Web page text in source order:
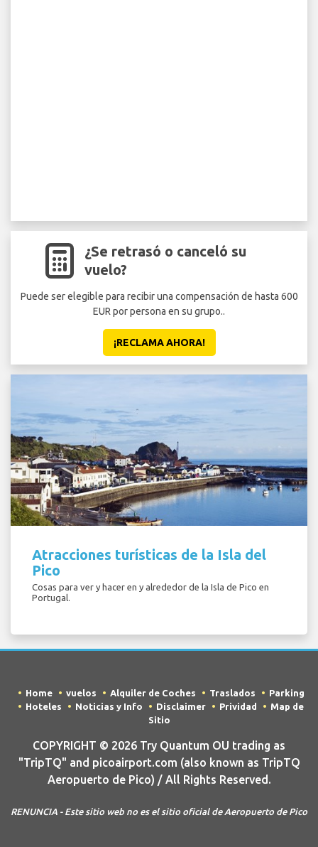
¿Se retrasó o canceló su
vuelo?
Puede ser elegible para recibir una compensación de hasta 600
EUR por persona en su grupo..
¡RECLAMA AHORA!
Atracciones turísticas de la Isla del
Pico
Cosas para ver y hacer en y alrededor de la Isla de Pico en
Portugal.
Home vuelos Alquiler de Coches Traslados
Parking
Hoteles
Noticias y Info Disclaimer Prividad
Map de
Sitio
COPYRIGHT © 2026 Try Quantum OU trading as
"TripTQ" and picoairport.com (also known as TripTQ
Aeropuerto de Pico) / All Rights Reserved.
RENUNCIA - Este sitio web no es el sitio oficial de Aeropuerto de Pico